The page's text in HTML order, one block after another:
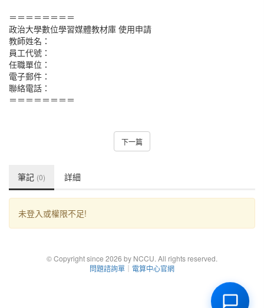
＝＝＝＝＝＝＝＝
政治大學數位學習媒體教材庫 使用申請
教師姓名：
員工代號：
任職單位：
電子郵件：
聯絡電話：
＝＝＝＝＝＝＝＝
下一篇
筆記 (0) 詳細
未登入或權限不足!
© Copyright since 2026 by NCCU. All rights reserved.
問題諮詢單 ｜ 電算中心官網